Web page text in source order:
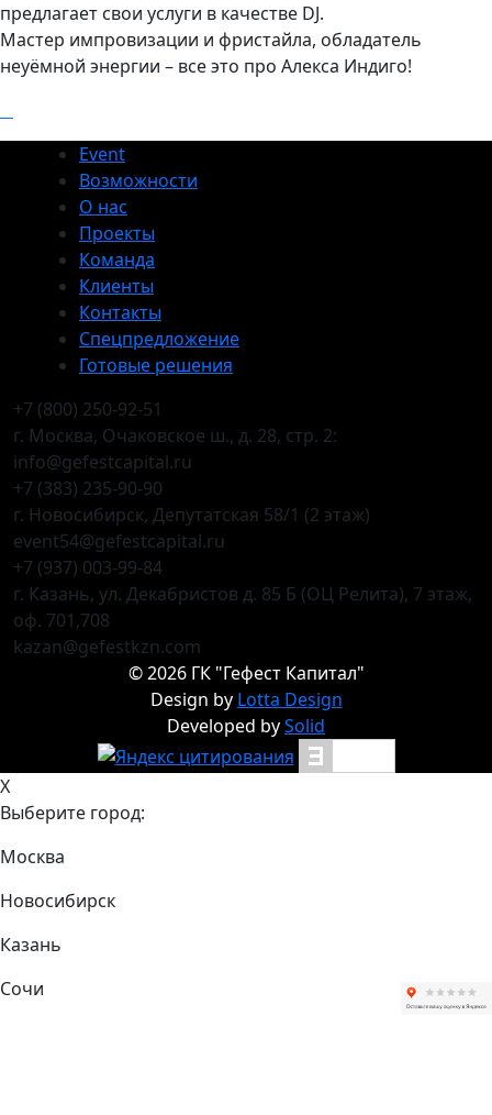
предлагает свои услуги в качестве DJ.
Мастер импровизации и фристайла, обладатель
неуёмной энергии – все это про Алекса Индиго!
Event
Возможности
О нас
Проекты
Команда
Клиенты
Контакты
Спецпредложение
Готовые решения
+7 (800) 250-92-51
г. Москва, Очаковское ш., д. 28, стр. 2:
info@gefestcapital.ru
+7 (383) 235-90-90
г. Новосибирск, Депутатская 58/1 (2 этаж)
event54@gefestcapital.ru
+7 (937) 003-99-84
г. Казань, ул. Декабристов д. 85 Б (ОЦ Релита), 7 этаж,
оф. 701,708
kazan@gefestkzn.com
©2026ГК "Гефест Капитал"
Design by Lotta Design
Developed bySolid
X
Выберите город:
Москва
Новосибирск
Казань
Сочи